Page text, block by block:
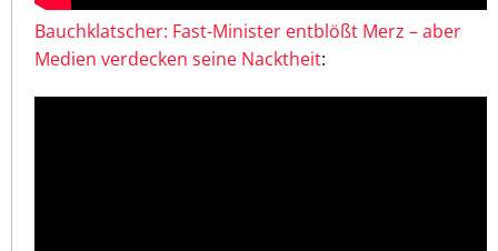
Bauchklatscher: Fast-Minister entblößt Merz – aber
Medien verdecken seine Nacktheit: